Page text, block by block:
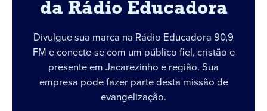
da Rádio Educadora
Divulgue sua marca na Rádio Educadora 90,9
FM e conecte-se com um público fiel, cristão e
presente em Jacarezinho e região. Sua
empresa pode fazer parte desta missão de
evangelização.